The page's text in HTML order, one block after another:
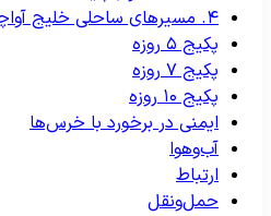
پکیج ۵ روزه
پکیج ۷ روزه
پکیج ۱۰ روزه
ایمنی در برخورد با خرس‌ها
آب‌وهوا
ارتباط
حمل‌ونقل